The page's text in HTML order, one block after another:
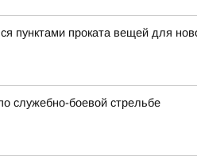
пунктами проката вещей для
служебно-боевой стрельбе